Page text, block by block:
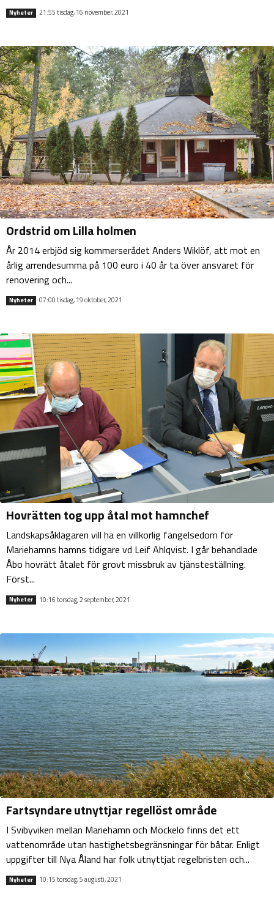
Nyheter 21:55 tisdag, 16 november, 2021
Ordstrid om Lilla holmen
År 2014 erbjöd sig kommerserådet Anders Wiklöf, att mot en
årlig arrendesumma på 100 euro i 40 år ta över ansvaret för
renovering och...
Nyheter 07:00 tisdag, 19 oktober, 2021
Hovrätten tog upp åtal mot hamnchef
Landskapsåklagaren vill ha en villkorlig fängelsedom för
Mariehamns hamns tidigare vd Leif Ahlqvist. I går behandlade
Åbo hovrätt åtalet för grovt missbruk av tjänsteställning.
Först...
Nyheter 10:16 torsdag, 2 september, 2021
Fartsyndare utnyttjar regellöst område
I Svibyviken mellan Mariehamn och Möckelö finns det ett
vattenområde utan hastighetsbegränsningar för båtar. Enligt
uppgifter till Nya Åland har folk utnyttjat regelbristen och...
Nyheter 10:15 torsdag, 5 augusti, 2021